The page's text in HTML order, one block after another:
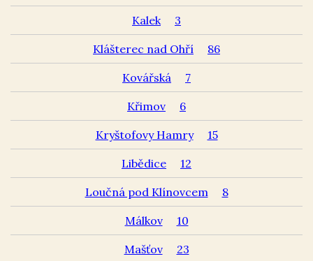
Kalek 3
Klášterec nad Ohří 86
Kovářská 7
Křimov 6
Kryštofovy Hamry 15
Libědice 12
Loučná pod Klínovcem 8
Málkov 10
Mašťov 23